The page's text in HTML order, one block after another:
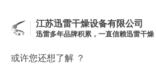
江苏迅雷干燥设备有限公司
迅雷多年品牌积累，一直信赖迅雷干燥
或许您还想了解 ？